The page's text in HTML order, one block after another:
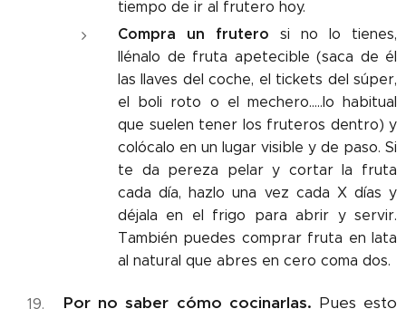
tiempo de ir al frutero hoy.
Compra un frutero si no lo tienes,
llénalo de fruta apetecible (saca de él
las llaves del coche, el tickets del súper,
el boli roto o el mechero.....lo habitual
que suelen tener los fruteros dentro) y
colócalo en un lugar visible y de paso. Si
te da pereza pelar y cortar la fruta
cada día, hazlo una vez cada X días y
déjala en el frigo para abrir y servir.
También puedes comprar fruta en lata
al natural que abres en cero coma dos.
Por no saber cómo cocinarlas. Pues esto